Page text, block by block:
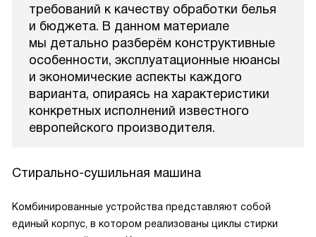
требований к качеству обработки белья
и бюджета. В данном материале
мы детально разберём конструктивные
особенности, эксплуатационные нюансы
и экономические аспекты каждого
варианта, опираясь на характеристики
конкретных исполнений известного
европейского производителя.
Стирально-сушильная машина
Комбинированные устройства представляют собой
единый корпус, в котором реализованы циклы стирки